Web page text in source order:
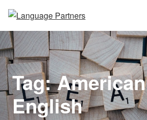
Tag:American
English